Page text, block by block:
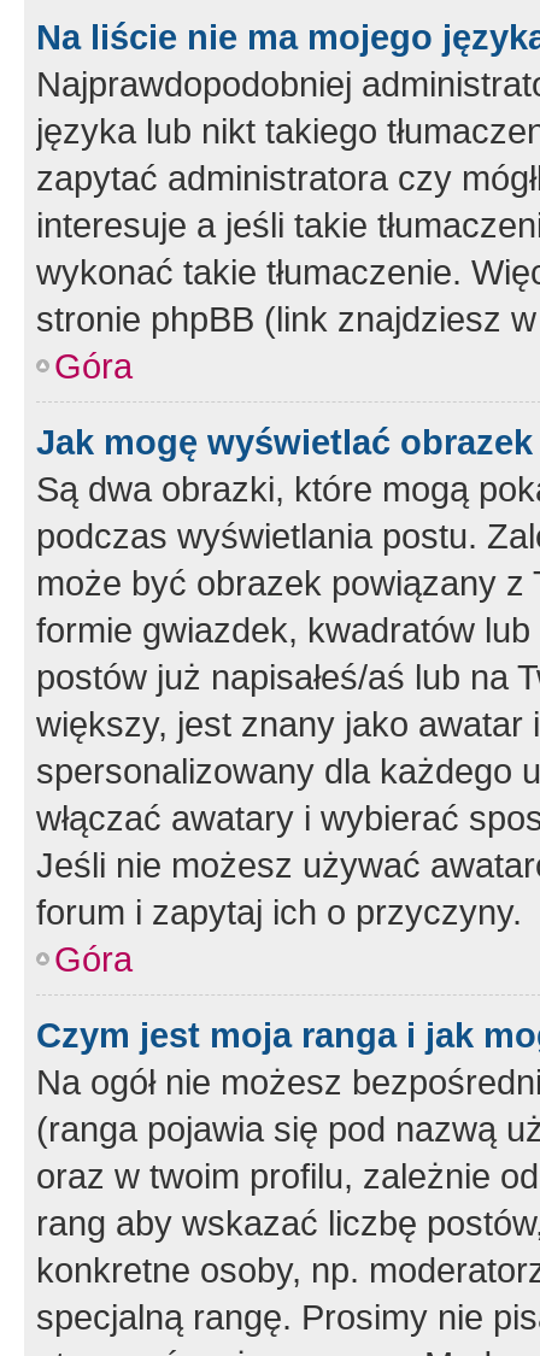
Na liście nie ma mojego
Najprawdopodobniej
języka lub nikt takiego
zapytać administratora czy
interesuje a jeśli takie
wykonać takie tłumaczenie.
stronie phpBB (link znajdziesz
Góra
Jak mogę wyświetlać
Są dwa obrazki, które mogą
podczas wyświetlania postu.
może być obrazek powiązany z
formie gwiazdek, kwadratów
postów już napisałeś/aś lub na
większy, jest znany jako
spersonalizowany dla każdego
włączać awatary i wybierać
Jeśli nie możesz używać
forum i zapytaj ich o przyczyny.
Góra
Czym jest moja ranga i jak
Na ogół nie możesz
(ranga pojawia się pod nazwą
oraz w twoim profilu, zależnie
rang aby wskazać liczbę
konkretne osoby, np.
specjalną rangę. Prosimy nie